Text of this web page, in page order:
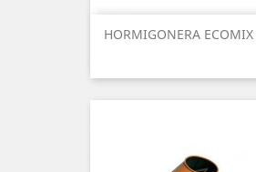
HORMIGONERA ECOMIX